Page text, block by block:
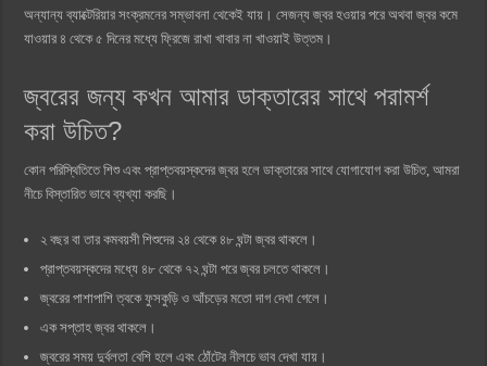
অন্যান্য ব্যাক্টেরিয়ার সংক্রমনের সম্ভাবনা থেকেই যায়। সেজন্য জ্বর হওয়ার পরে অথবা জ্বর কমে
যাওয়ার ৪ থেকে ৫ দিনের মধ্যে ফ্রিজে রাখা খাবার না খাওয়াই উত্তম।
জ্বরের জন্য কখন আমার ডাক্তারের সাথে পরামর্শ
করা উচিত?
কোন পরিস্থিতিতে শিশু এবং প্রাপ্তবয়স্কদের জ্বর হলে ডাক্তারের সাথে যোগাযোগ করা উচিত, আমরা
নীচে বিস্তারিত ভাবে ব্যখ্যা করছি।
২ বছর বা তার কমবয়সী শিশুদের ২৪ থেকে ৪৮ ঘন্টা জ্বর থাকলে।
প্রাপ্তবয়স্কদের মধ্যে ৪৮ থেকে ৭২ ঘন্টা পরে জ্বর চলতে থাকলে।
জ্বরের পাশাপাশি ত্বকে ফুসকুড়ি ও আঁচড়ের মতো দাগ দেখা গেলে।
এক সপ্তাহ জ্বর থাকলে।
জ্বরের সময় দুর্বলতা বেশি হলে এবং ঠোঁটের নীলচে ভাব দেখা যায়।